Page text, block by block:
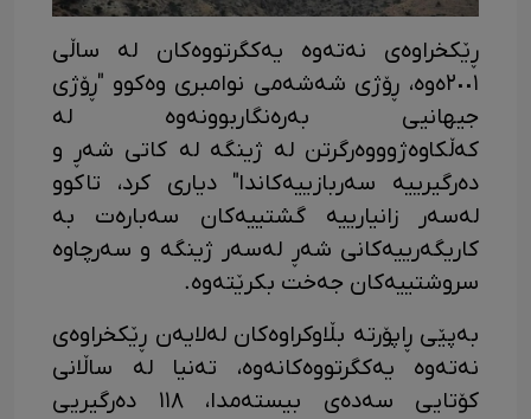
ڕێکخراوەی نەتەوە یەکگرتووەکان لە ساڵی
٢٠٠١ەوە، ڕۆژی شەشەمی نوامبری وەکوو "ڕۆژی
جیهانیی بەرەنگاربوونەوە لە
کەڵکاوەژوووەرگرتن لە ژینگە لە کاتی شەڕ و
دەرگیرییە سەربازییەکاندا" دیاری کرد، تاکوو
لەسەر زانیارییە گشتییەکان سەبارەت بە
کاریگەرییەکانی شەڕ لەسەر ژینگە و سەرچاوە
سروشتییەکان جەخت بکرێتەوە.
بەپێی ڕاپۆرتە بڵاوکراوەکان لەلایەن ڕێکخراوەی
نەتەوە یەکگرتووەکانەوە، تەنیا لە ساڵانی
کۆتایی سەدەی بیستەمدا، ١١٨ دەرگیریی